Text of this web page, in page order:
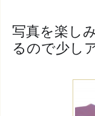
写真を楽し
るので少